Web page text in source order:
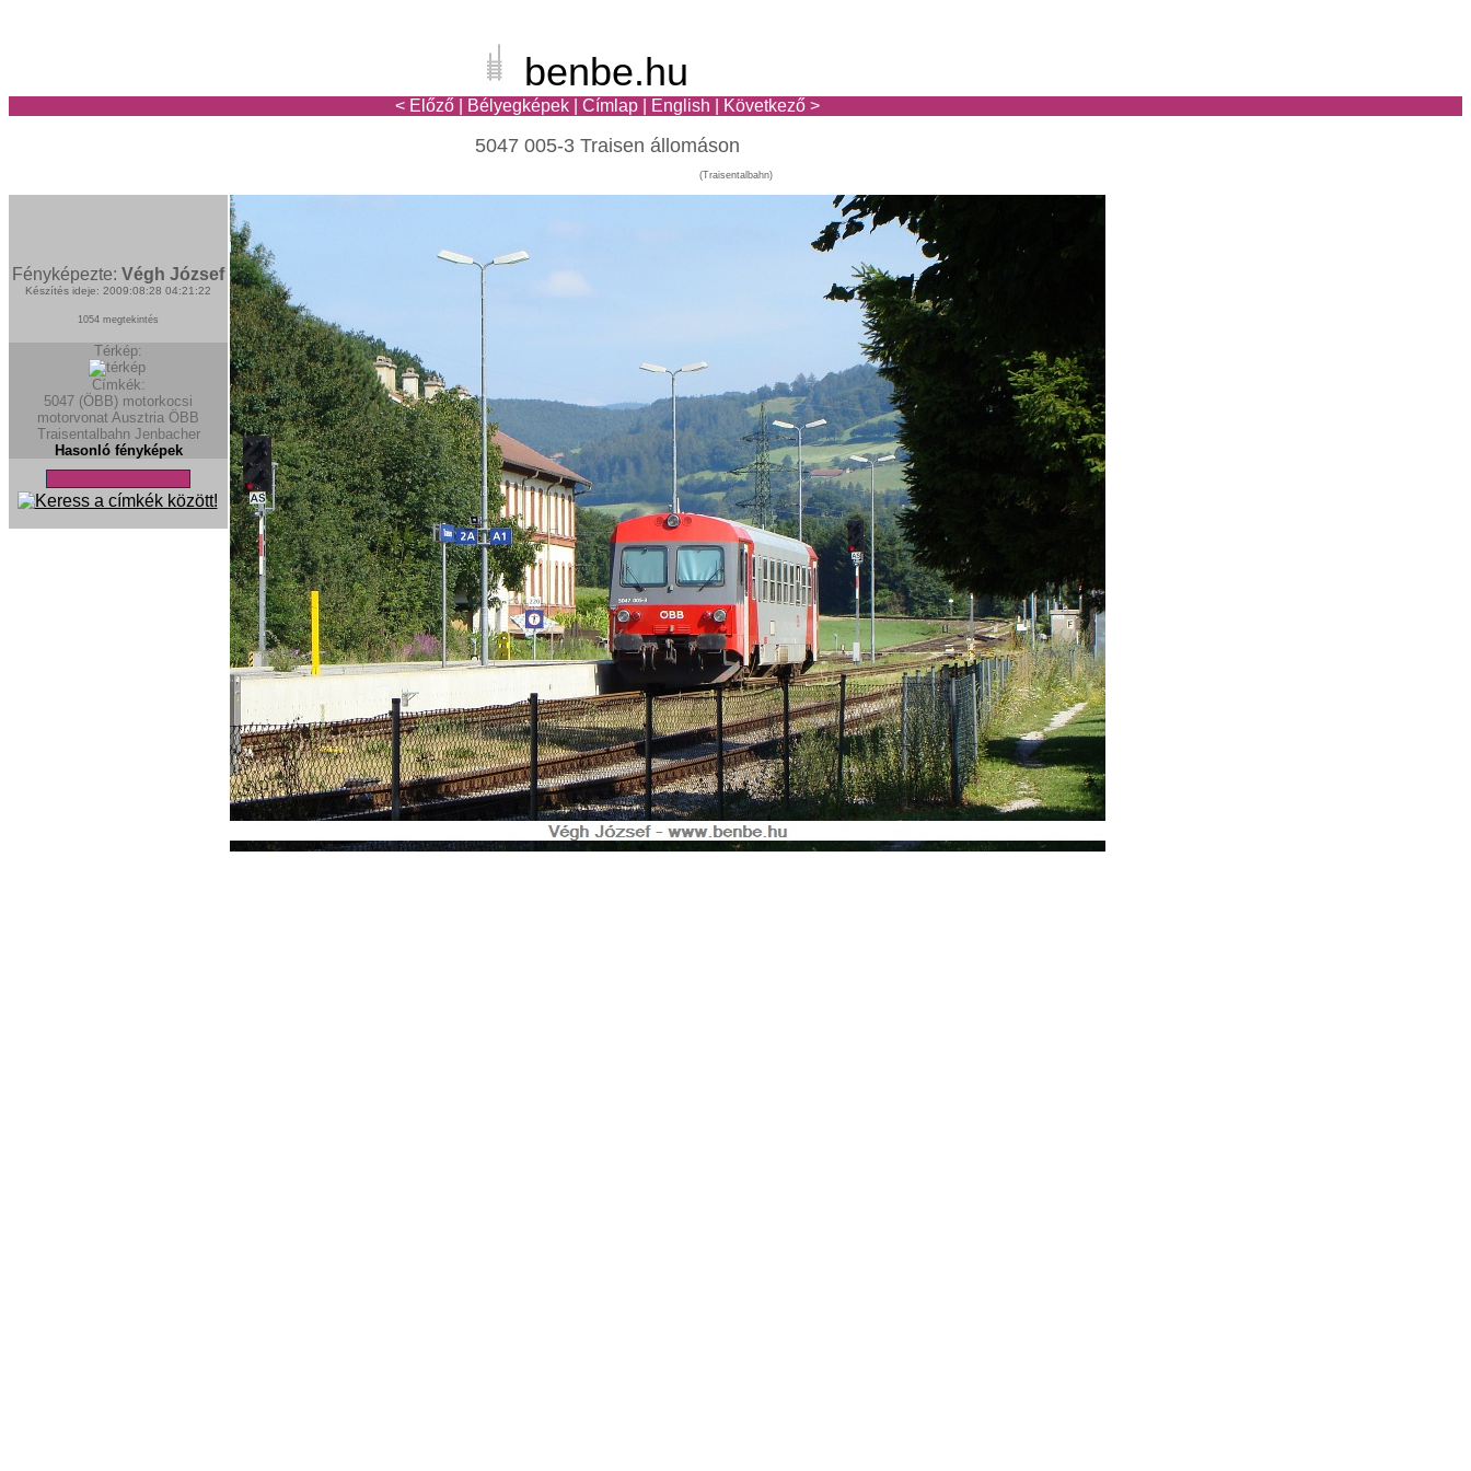
benbe.hu
< Előző Bélyegképek Címlap English Következő >
5047 005-3 Traisen állomáson
(Traisentalbahn)
Fényképezte: Végh József
Készítés ideje: 2009:08:28 04:21:22
1054 megtekintés
Térkép:
Címkék:
5047 (ÖBB) motorkocsi
motorvonat Ausztria ÖBB
Traisentalbahn Jenbacher
Hasonló fényképek